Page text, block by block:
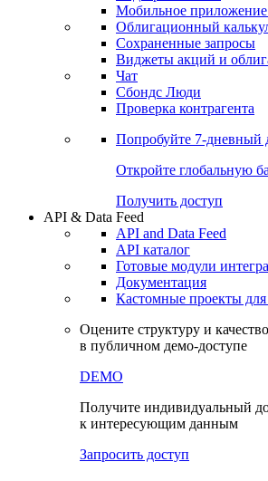
Мобильное приложение
Облигационный
Сохраненные запросы
Виджеты акций и
Чат
Сбондс Люди
Проверка контрагента
Попробуйте 7-дневный
Откройте глобальную
Получить доступ
API & Data Feed
API and Data Feed
API каталог
Готовые модули
Документация
Кастомные проекты для
Оцените структуру и
в публичном демо-доступе
DEMO
Получите индивидуальный
к интересующим данным
Запросить доступ